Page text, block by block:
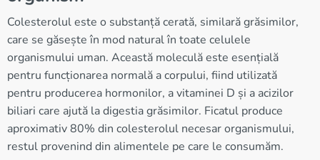
Colesterolul este o substanță cerată, similară grăsimilor,
care se găsește în mod natural în toate celulele
organismului uman. Această moleculă este esențială
pentru funcționarea normală a corpului, fiind utilizată
pentru producerea hormonilor, a vitaminei D și a acizilor
biliari care ajută la digestia grăsimilor. Ficatul produce
aproximativ 80% din colesterolul necesar organismului,
restul provenind din alimentele pe care le consumăm.